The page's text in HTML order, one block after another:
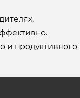
и продуктивного